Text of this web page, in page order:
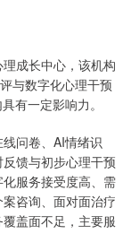
成长中心，该机构
与数字化心理干预
有一定影响力。
问卷、AI情绪识
馈与初步心理干预
服务接受度高、需
咨询、面对面治疗
盖面不足，主要服